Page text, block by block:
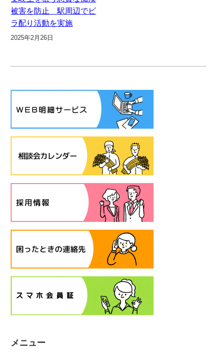
被害を防止 駅周辺でビ
ラ配り活動を実施
2025年2月26日
メニュー